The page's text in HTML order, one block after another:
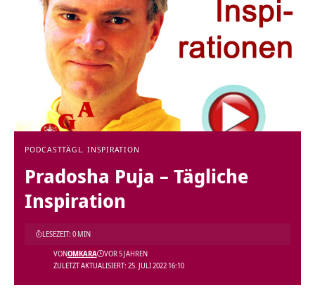
PODCASTTÄGL. INSPIRATION
Pradosha Puja – Tägliche
Inspiration
ZULETZT AKTUALISIERT: 25. JULI 2022 16:10
VONOMKARA VOR 5 JAHREN
LESEZEIT: 0 MIN